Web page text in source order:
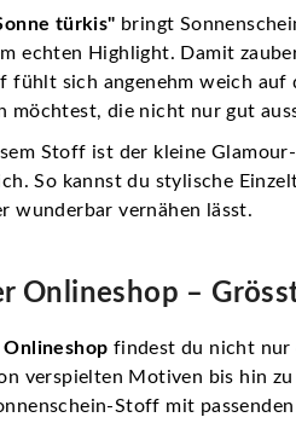
türkis" bringt
echten Highlight. Damit
fühlt sich angenehm weich
möchtest, die nicht nur gut
Stoff ist der kleine
So kannst du stylische
wunderbar vernähen lässt.
Onlineshop –
findest du nicht
verspielten Motiven bis hin
Stoff mit